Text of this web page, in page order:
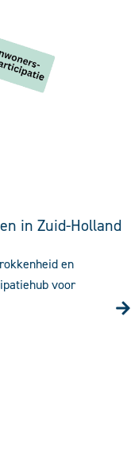
in Zuid-Holland
en
voor